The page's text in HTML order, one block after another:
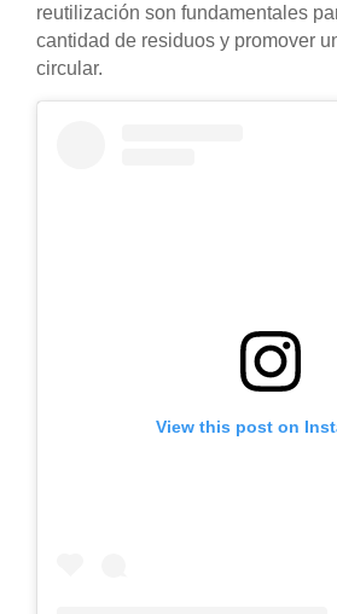
reutilización son fundamentales
cantidad de residuos y promover
circular.
View this post on